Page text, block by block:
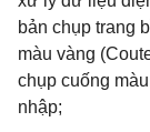
bản chụp trang
màu vàng
chụp cuống
nhập;